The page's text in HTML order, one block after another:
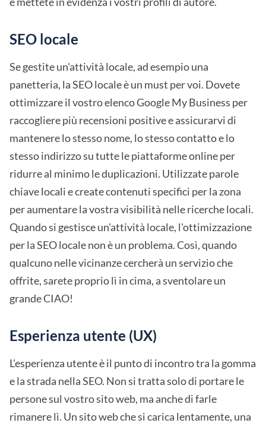
SEO locale
Se gestite un'attività locale, ad esempio una
panetteria, la SEO locale è un must per voi. Dovete
ottimizzare il vostro elenco Google My Business per
raccogliere più recensioni positive e assicurarvi di
mantenere lo stesso nome, lo stesso contatto e lo
stesso indirizzo su tutte le piattaforme online per
ridurre al minimo le duplicazioni. Utilizzate parole
chiave locali e create contenuti specifici per la zona
per aumentare la vostra visibilità nelle ricerche locali.
Quando si gestisce un'attività locale, l'ottimizzazione
per la SEO locale non è un problema. Così, quando
qualcuno nelle vicinanze cercherà un servizio che
offrite, sarete proprio lì in cima, a sventolare un
grande CIAO!
Esperienza utente (UX)
L'esperienza utente è il punto di incontro tra la gomma
e la strada nella SEO. Non si tratta solo di portare le
persone sul vostro sito web, ma anche di farle
rimanere lì. Un sito web che si carica lentamente, una